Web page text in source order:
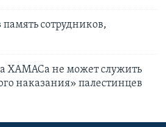
сотрудников,
ХАМАСа не может служить
наказания» палестинцев